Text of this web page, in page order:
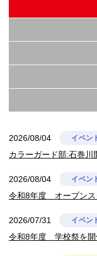
2026/08/04 イベン
カラーガード部:石巻川
2026/08/04 イベン
令和8年度 オープンス
2026/07/31 イベン
令和8年度 学校祭を開